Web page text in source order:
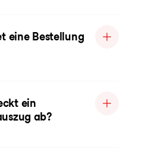
eine Bestellung
ein
ab?